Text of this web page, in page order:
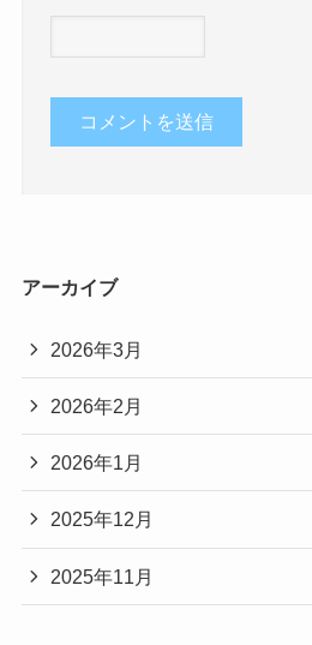
アーカイブ
2026年3月
2026年2月
2026年1月
2025年12月
2025年11月